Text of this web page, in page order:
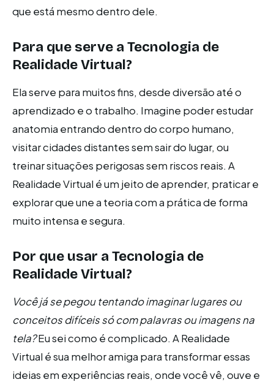
que está mesmo dentro dele.
Para que serve a Tecnologia de
Realidade Virtual?
Ela serve para muitos fins, desde diversão até o
aprendizado e o trabalho. Imagine poder estudar
anatomia entrando dentro do corpo humano,
visitar cidades distantes sem sair do lugar, ou
treinar situações perigosas sem riscos reais. A
Realidade Virtual é um jeito de aprender, praticar e
explorar que une a teoria com a prática de forma
muito intensa e segura.
Por que usar a Tecnologia de
Realidade Virtual?
Você já se pegou tentando imaginar lugares ou
conceitos difíceis só com palavras ou imagens na
tela?Eu sei como é complicado. A Realidade
Virtual é sua melhor amiga para transformar essas
ideias em experiências reais, onde você vê, ouve e